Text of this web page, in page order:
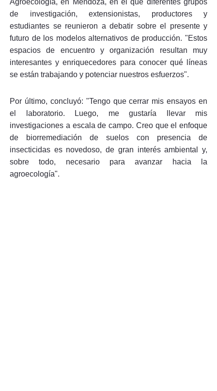
Agroecología, en Mendoza, en el que diferentes grupos
de investigación, extensionistas, productores y
estudiantes se reunieron a debatir sobre el presente y
futuro de los modelos alternativos de producción. "Estos
espacios de encuentro y organización resultan muy
interesantes y enriquecedores para conocer qué líneas
se están trabajando y potenciar nuestros esfuerzos".
Por último, concluyó: "Tengo que cerrar mis ensayos en
el laboratorio. Luego, me gustaría llevar mis
investigaciones a escala de campo. Creo que el enfoque
de biorremediación de suelos con presencia de
insecticidas es novedoso, de gran interés ambiental y,
sobre todo, necesario para avanzar hacia la
agroecología".